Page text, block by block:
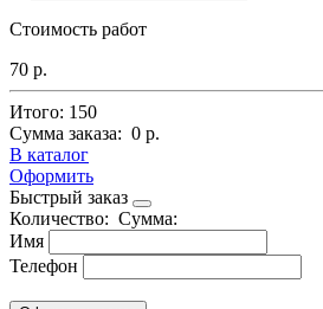
Стоимость работ
70 р.
Итого: 150
Сумма заказа: 0 р.
В каталог
Оформить
Быстрый заказ
Количество: Сумма:
Имя
Телефон